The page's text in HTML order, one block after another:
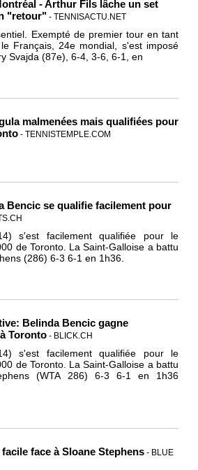
- Arthur Fils lâche un set
"retour" - TENNISACTU.NET
Exempté de premier tour en tant
Français, 24e mondial, s'est imposé
Svajda (87e), 6-4, 3-6, 6-1, en
malmenées mais qualifiées pour
- TENNISTEMPLE.COM
Bencic se qualifie facilement pour
s'est facilement qualifiée pour le
de Toronto. La Saint-Galloise a battu
(286) 6-3 6-1 en 1h36.
Belinda Bencic gagne
Toronto - BLICK.CH
s'est facilement qualifiée pour le
de Toronto. La Saint-Galloise a battu
(WTA 286) 6-3 6-1 en 1h36
face à Sloane Stephens - BLUE